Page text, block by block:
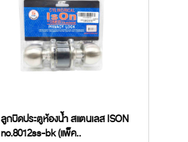
ลูกบิดประตูห้องน้ำ สแตนเลส ISON
no.8012ss-bk (แพ็ค..